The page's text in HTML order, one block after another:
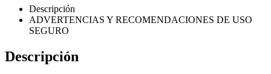
Descripción
ADVERTENCIAS Y RECOMENDACIONES DE USO
SEGURO
Descripción